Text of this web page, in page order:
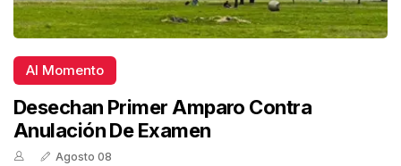
Al Momento
Desechan Primer Amparo Contra
Anulación De Examen
Agosto 08